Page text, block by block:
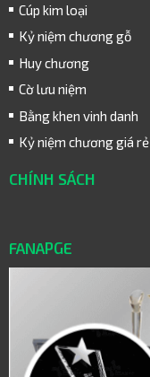
Cúp kim loại
Kỷ niệm chương gỗ
Huy chương
Cờ lưu niệm
Bằng khen vinh danh
Kỷ niệm chương giá rẻ
CHÍNH SÁCH
FANAPGE